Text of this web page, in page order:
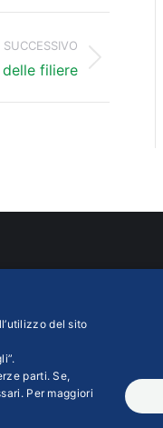
SUCCESSIVO
filiere
Bancarie
del sito
parti. Se,
Per maggiori